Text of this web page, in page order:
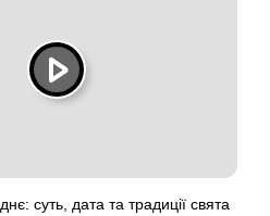
суть, дата та традиції свята